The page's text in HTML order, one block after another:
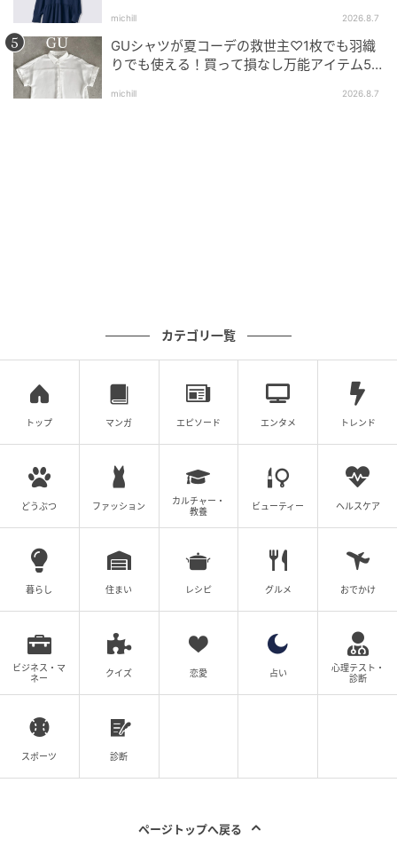
出典：Instagram
イージーパンツとメッシュトップスの色味をリンクさ
michill 2026.8.7
GUシャツが夏コーデの救世主♡1枚でも羽織
りでも使える！買って損なし万能アイテム5
michill 2026.8.7
カテゴリ一覧
トップ マンガ エピソード エンタメ トレンド
どうぶつ ファッション
カルチャー・
教養
ビューティー ヘルスケア
暮らし 住まい レシピ グルメ おでかけ
ビジネス・マ
ネー
クイズ 恋愛 占い
心理テスト・
診断
スポーツ 診断
ページトップへ戻る